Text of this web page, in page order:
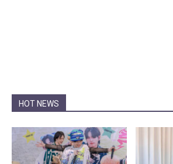
HOT NEWS